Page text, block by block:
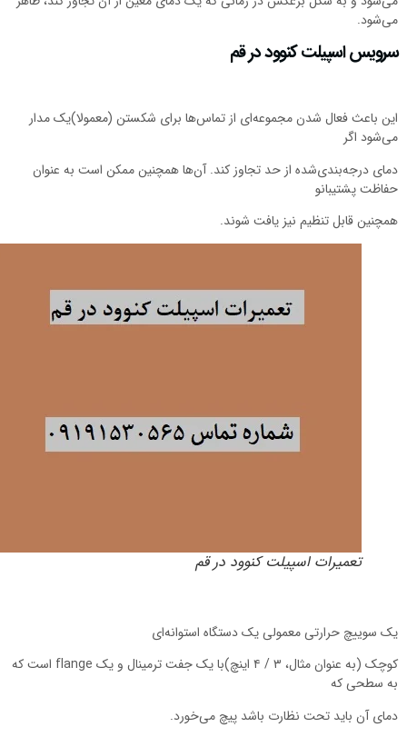
اسپیلت کنوود در قم
باعث فعال شدن مجموعه‌ای از تماس‌ها برای شکستن (معمولا)یک مدار
اگر
درجه‌بندی‌شده از حد تجاوز کند. آن‌ها همچنین ممکن است به عنوان
پشتیبانو
قابل تنظیم نیز یافت شوند.
تعمیرات اسپیلت کنوود در قم
سوییچ حرارتی معمولی یک دستگاه استوانه‌ای
کوچک (به عنوان مثال، ۳ / ۴ اینچ)با یک جفت ترمینال و یک flange است که
سطحی که
آن باید تحت نظارت باشد پیچ می‌خورد.